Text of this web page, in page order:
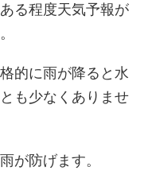
る程度天気予報が
的に雨が降ると水
も少なくありませ
が防げます。